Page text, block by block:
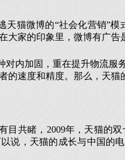
天猫微博的“社会化营销”
大家的印象里，微博有广告
对内加固，重在提升物流服
的速度和精度。那么，天猫
目共睹，2009年，天猫的
说，天猫的成长与中国的